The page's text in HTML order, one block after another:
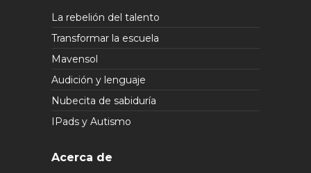
La rebelión del talento
Transformar la escuela
Mavensol
Audición y lenguaje
Nubecita de sabiduría
IPads y Autismo
Acerca de